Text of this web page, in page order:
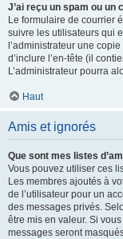
J’ai reçu un spam ou un
Le formulaire de courrier
suivre les utilisateurs qui
l’administrateur une
d’inclure l’en-tête (il
L’administrateur pourra
Haut
Amis et ignorés
Que sont mes listes
Vous pouvez utiliser ces
Les membres ajoutés à
de l’utilisateur pour un
des messages privés.
être mis en valeur. Si
messages seront